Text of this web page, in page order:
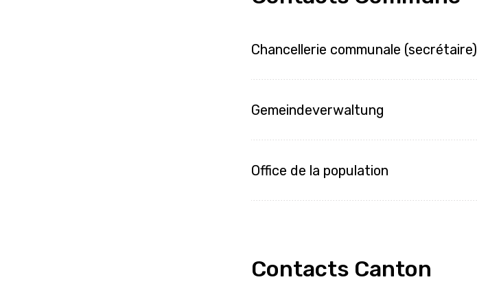
Chancellerie communale (secrétaire)
Gemeindeverwaltung
Office de la population
Contacts Canton